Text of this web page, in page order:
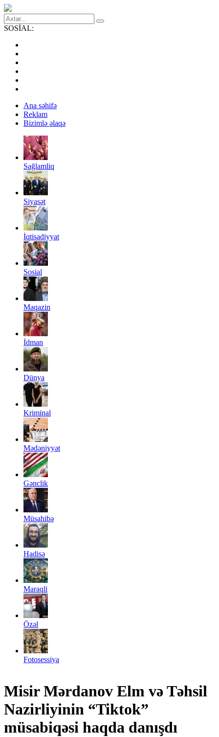
SOSİAL:
Ana səhifə
Reklam
Bizimlə əlaqə
Sağlamliq
Siyasət
İqtisadiyyat
Sosial
Maqazin
İdman
Dünya
Kriminal
Mədəniyyət
Gənclik
Müsahibə
Hadisə
Maraqli
Özəl
Fotosessiya
Misir Mərdanov Elm və Təhsil
Nazirliyinin “Tiktok”
müsabiqəsi haqda danışdı